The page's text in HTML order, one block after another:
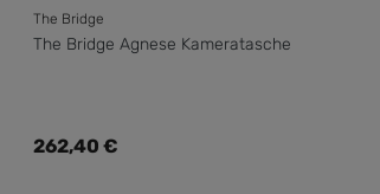
The Bridge
The Bridge Agnese Kameratasche
Regulärer Preis:
262,40 €